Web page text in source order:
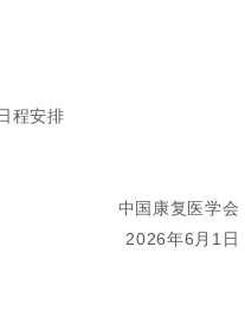
程安排
中国康复医学会
2026年6月1日